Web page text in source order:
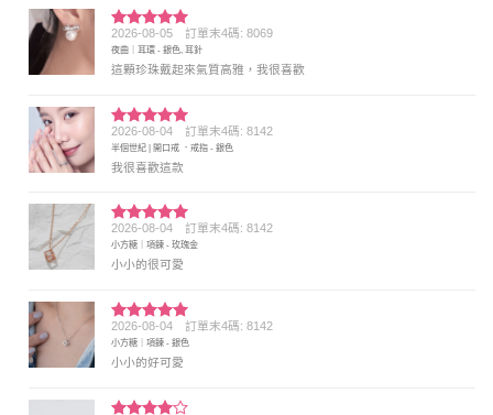
評分5 滿
分 5
2026-08-05 訂單末4碼: 8069
夜曲｜耳環 - 銀色, 耳針
這顆珍珠戴起來氣質高雅，我很喜歡
評分5滿
分 5
2026-08-04 訂單末4碼: 8142
半個世紀 | 開口戒 ．戒指 - 銀色
我很喜歡這款
評分5 滿
分 5
2026-08-04 訂單末4碼: 8142
小方糖｜項鍊 - 玫瑰金
小小的很可愛
評分5 滿
分 5
2026-08-04 訂單末4碼: 8142
小方糖｜項鍊 - 銀色
小小的好可愛